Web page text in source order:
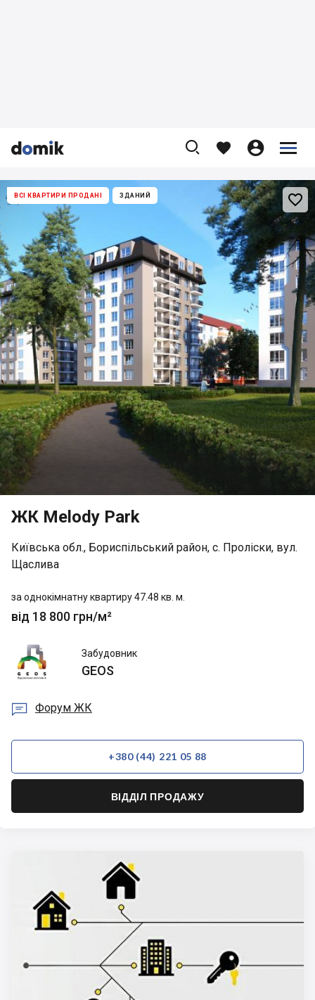


    


ВСІ КВАРТИРИ ПРОДАНІ ЗДАНИЙ 
ЖК Melody Park
Київська обл., Бориспільський район, с. Проліски, вул.
Щаслива
за однокімнатну квартиру 47.48 кв. м.
від 18 800 грн/м²
GEOS Забудовник
GEOS
 Форум ЖК
+380 (44) 221 05 88
ВІДДІЛ ПРОДАЖУ